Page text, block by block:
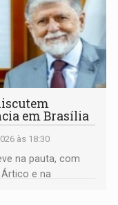
em Brasília
às 18:30
na pauta, com
e na